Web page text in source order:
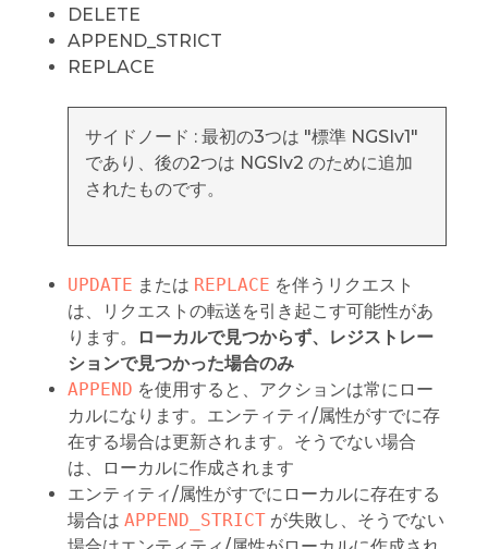
DELETE
APPEND_STRICT
REPLACE
サイドノード : 最初の3つは "標準 NGSIv1"
であり、後の2つは NGSIv2 のために追加
されたものです。
UPDATE または REPLACE を伴うリクエスト
は、リクエストの転送を引き起こす可能性があ
ります。
ローカルで見つからず、レジストレー
ションで見つかった場合のみ
APPEND を使用すると、アクションは常にロー
カルになります。エンティティ/属性がすでに存
在する場合は更新されます。そうでない場合
は、ローカルに作成されます
エンティティ/属性がすでにローカルに存在する
場合は APPEND_STRICTが失敗し、そうでない